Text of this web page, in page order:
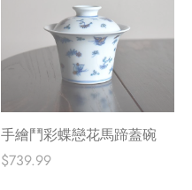
手繪鬥彩蝶戀花馬蹄蓋碗
$739.99